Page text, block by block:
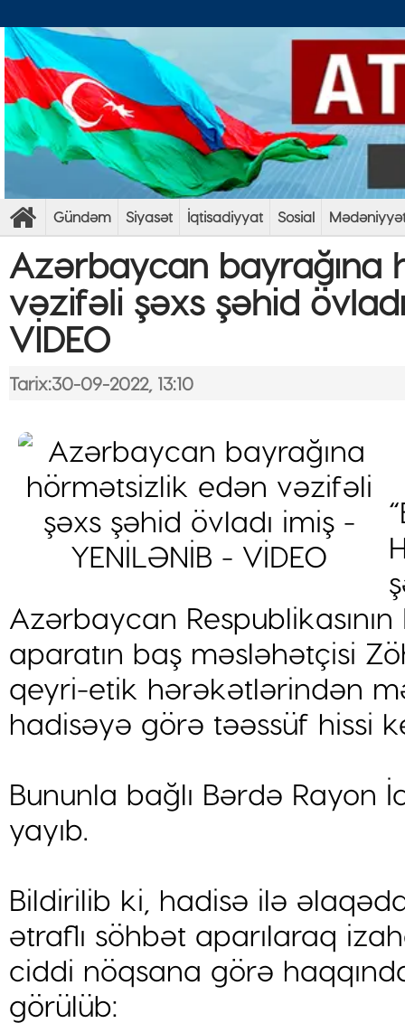
Gündəm Siyasət İqtisadiyyat Sosial
Azərbaycan bayrağına
vəzifəli şəxs şəhid
VİDEO
Tarix:30-09-2022, 13:10
Azərbaycan
aparatın baş məsləhətçisi
qeyri-etik hərəkətlərindən
hadisəyə görə təəssüf hissi
Bununla bağlı Bərdə Rayon
yayıb.
Bildirilib ki, hadisə ilə
ətraflı söhbət aparılaraq
ciddi nöqsana görə
görülüb: